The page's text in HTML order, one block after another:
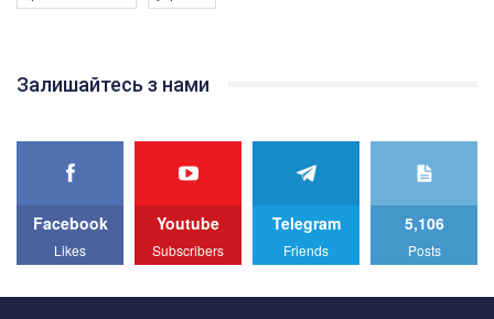
Якщо ти хочеш підтримати нас - просто натисни "лайк" під
best video, representing programme for the development of
We appeal to your support and ask to help us implement our plan
All you have to do is to press "Like" below the video.
Эмоционально сильный ролик от команды "Гей-альянс
Залишайтесь з нами
Facebook
Likes
Youtube
Subscribers
Telegram
Friends
5,106
Posts